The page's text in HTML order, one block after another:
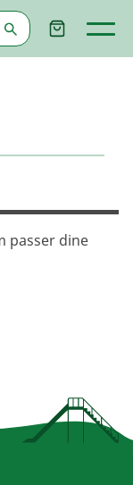
passer dine